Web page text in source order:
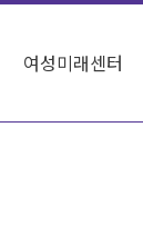
여성미래센터